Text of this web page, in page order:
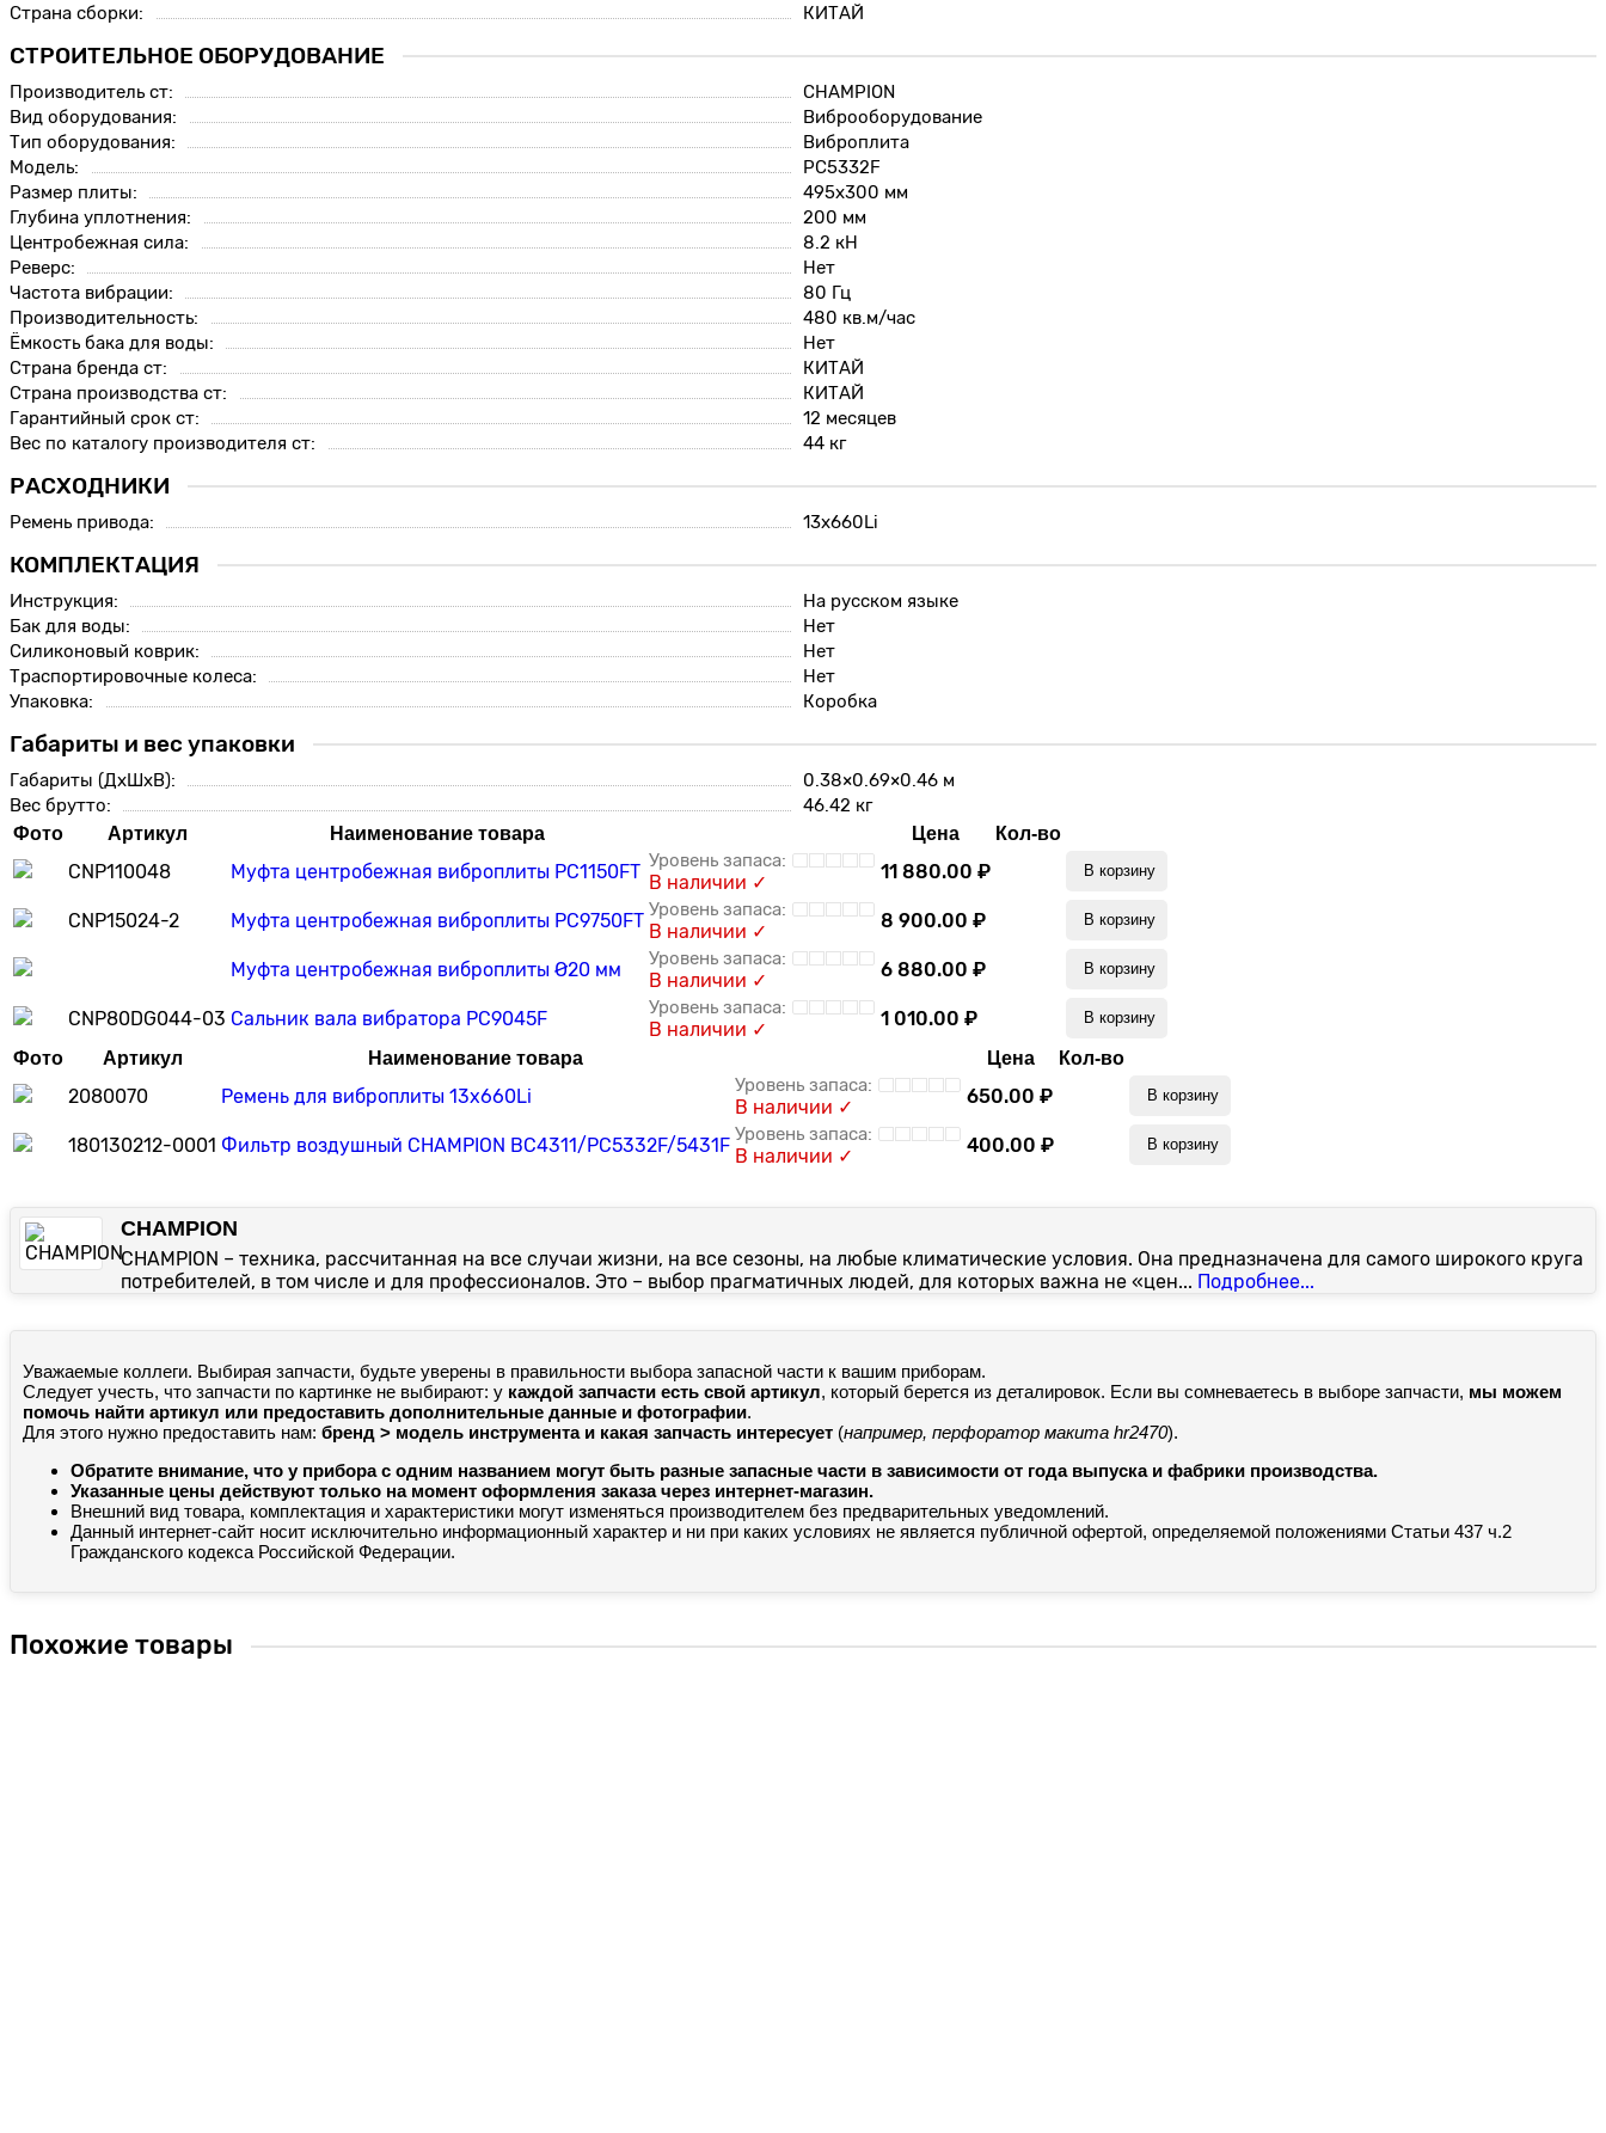
Страна сборки:
КИТАЙ
СТРОИТЕЛЬНОЕ ОБОРУДОВАНИЕ
Производитель ст:
CHAMPION
Вид оборудования:
Виброоборудование
Тип оборудования:
Виброплита
Модель:
PC5332F
Размер плиты:
495х300 мм
Глубина уплотнения:
200 мм
Центробежная сила:
8.2 кН
Реверс:
Нет
Частота вибрации:
80 Гц
Производительность:
480 кв.м/час
Ёмкость бака для воды:
Нет
Страна бренда ст:
КИТАЙ
Страна производства ст:
КИТАЙ
Гарантийный срок ст:
12 месяцев
Вес по каталогу производителя ст:
44 кг
РАСХОДНИКИ
Ремень привода: 13x660Li
КОМПЛЕКТАЦИЯ
Инструкция:
На русском языке
Бак для воды:
Нет
Силиконовый коврик:
Нет
Траспортировочные колеса:
Нет
Упаковка:
Коробка
Габариты и вес упаковки
Габариты (ДхШхВ):
0.38×0.69×0.46 м
Вес брутто:
46.42 кг
Фото Артикул Наименование товара Цена Кол-во
CNP110048 Муфта центробежная виброплиты PC1150FT В наличии ✓ 11 880.00 ₽ В корзину
CNP15024-2 Муфта центробежная виброплиты PC9750FT В наличии ✓ 8 900.00 ₽ В корзину
Муфта центробежная виброплиты Ø20 мм В наличии ✓ 6 880.00 ₽ В корзину
CNP80DG044-03 Сальник вала вибратора PC9045F В наличии ✓ 1 010.00 ₽ В корзину
Фото Артикул Наименование товара Цена Кол-во
2080070 Ремень для виброплиты 13x660Li В наличии ✓ 650.00 ₽ В корзину
180130212-0001 Фильтр воздушный CHAMPION BC4311/PC5332F/5431F В наличии ✓ 400.00 ₽ В корзину
CHAMPION
CHAMPION – техника, рассчитанная на все случаи жизни, на все сезоны, на любые климатические условия. Она предназначена для самого широкого круга
потребителей, в том числе и для профессионалов. Это – выбор прагматичных людей, для которых важна не «цен... Подробнее...
Уважаемые коллеги. Выбирая запчасти, будьте уверены в правильности выбора запасной части к вашим приборам.
Следует учесть, что запчасти по картинке не выбирают: у каждой запчасти есть свой артикул, который берется из деталировок. Если вы сомневаетесь в выборе запчасти, мы можем
помочь найти артикул или предоставить дополнительные данные и фотографии.
Для этого нужно предоставить нам: бренд > модель инструмента и какая запчасть интересует (например, перфоратор макита hr2470).
Обратите внимание, что у прибора с одним названием могут быть разные запасные части в зависимости от года выпуска и фабрики производства.
Указанные цены действуют только на момент оформления заказа через интернет-магазин.
Внешний вид товара, комплектация и характеристики могут изменяться производителем без предварительных уведомлений.
Данный интернет-сайт носит исключительно информационный характер и ни при каких условиях не является публичной офертой, определяемой положениями Статьи 437 ч.2
Гражданского кодекса Российской Федерации.
Похожие товары